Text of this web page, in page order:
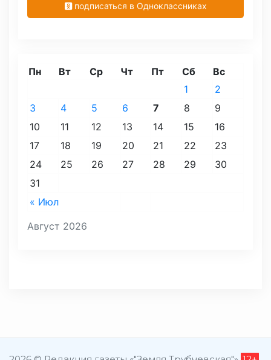
подписаться в Одноклассниках
Август 2026
Пн Вт Ср Чт Пт Сб Вс
« Июл
1
2
3
4 5 6 7 8
9
10
11 12 13 14 15
16
17
18 19 20 21 22
23
24
25 26 27 28 29
30
31